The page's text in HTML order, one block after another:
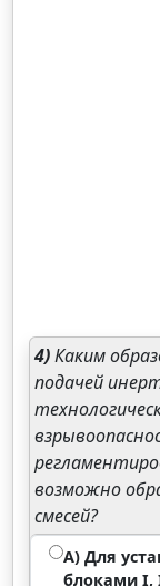
4)Каким
подачей
возможно
смесей?
А) Для
блоками I,